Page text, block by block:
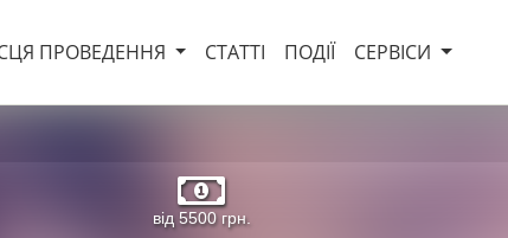
ПРОВЕДЕННЯ СТАТТІ ПОДІЇ СЕРВІСИ
від 5500 грн.